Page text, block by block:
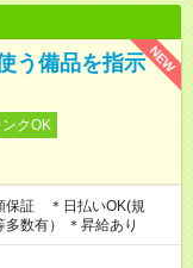
NEW
う備品を指示
ンクOK
保証 ＊日払いOK(規
数有） ＊昇給あり